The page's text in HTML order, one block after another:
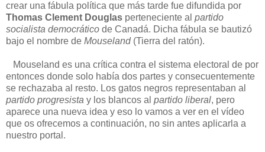
crear una fábula política que más tarde fue difundida por
Thomas Clement Douglas perteneciente al partido
socialista democrático de Canadá. Dicha fábula se bautizó
bajo el nombre de Mouseland(Tierra del ratón).
Mouseland es una crítica contra el sistema electoral de por
entonces donde solo había dos partes y consecuentemente
se rechazaba al resto. Los gatos negros representaban al
partido progresista y los blancos al partido liberal, pero
aparece una nueva idea y eso lo vamos a ver en el vídeo
que os ofrecemos a continuación, no sin antes aplicarla a
nuestro portal.